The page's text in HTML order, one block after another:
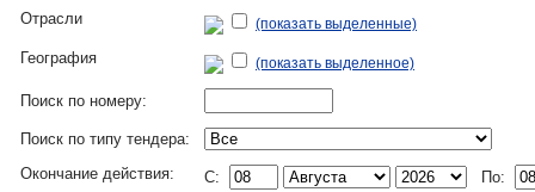
Отрасли
(показать выделенные)
География (показать выделенное)
Поиск по номеру:
Поиск по типу тендера:
Окончание действия:
C:
По: